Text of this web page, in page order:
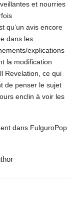
et nourries
qu’un avis encore
dans les
explications
la modification
Revelation, ce qui
de penser le sujet
enclin à voir les
dans FulguroPop